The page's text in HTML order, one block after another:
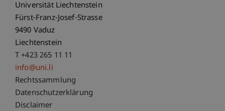
Universität Liechtenstein
Fürst-Franz-Josef-Strasse
9490 Vaduz
Liechtenstein
T +423 265 11 11
info@uni.li
Fußzeile Rechtliche Hinweise
Rechtssammlung
Datenschutzerklärung
Disclaimer